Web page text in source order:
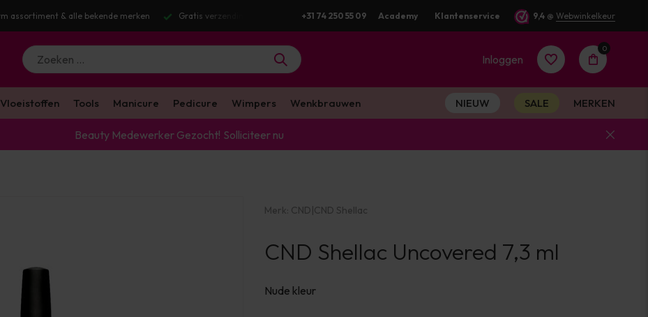
Gratis verzending v.a. €100 excl. BTW Voor 16:00 besteld? Dezelfde werkdag verstuurd
+31 74 250 55 09 Academy Klantenservice 9,4 @ Webwinkelkeur
Inloggen
Account
aanmaken
0
Vloeistoffen Tools Manicure Pedicure Wimpers Wenkbrauwen NIEUW SALE MERKEN
Beauty Medewerker Gezocht! Solliciteer nu
Merk: CND|CND Shellac
CND Shellac Uncovered 7,3 ml
Nude kleur